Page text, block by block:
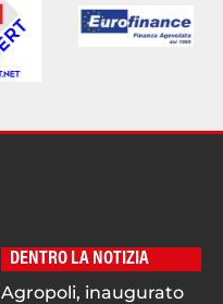
DENTRO LA NOTIZIA
Agropoli, inaugurato